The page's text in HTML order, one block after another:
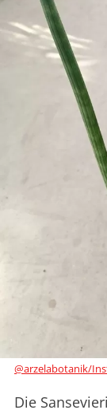
@arzelabotanik/
Die